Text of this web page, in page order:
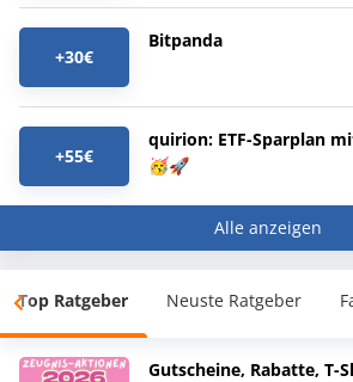
+30€
Bitpanda
+55€
quirion: ETF-Sparplan
🥳🚀
Alle anzeigen
Top Ratgeber Neuste Ratgeber
Gutscheine, Rabatte, T-